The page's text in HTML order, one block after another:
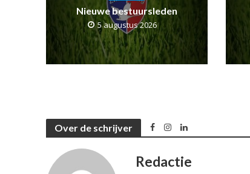
Nieuwe bestuursleden
5 augustus 2026
Over de schrijver
Redactie